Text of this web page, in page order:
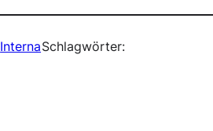
InternaSchlagwörter: